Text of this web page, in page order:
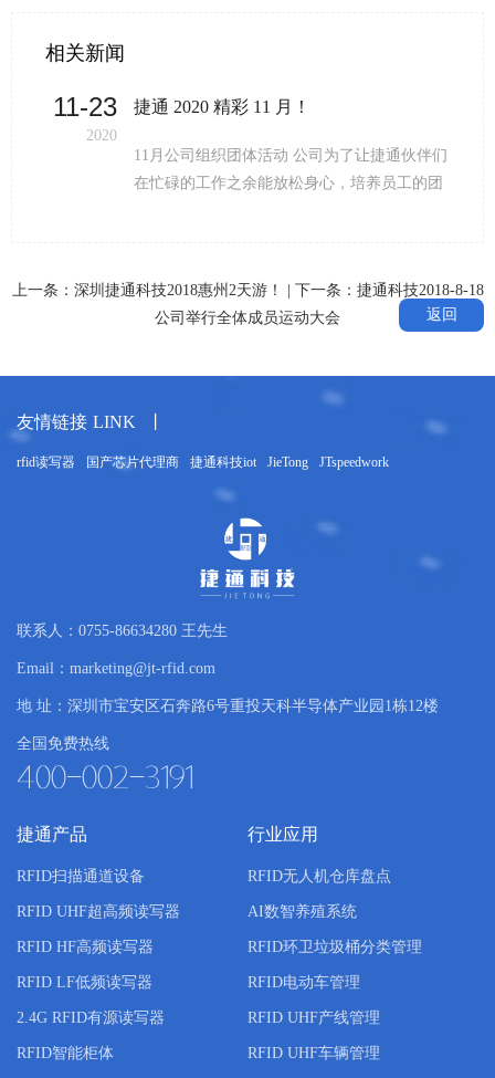
相关新闻
11-23
2020
捷通 2020 精彩 11 月！
11月公司组织团体活动 公司为了让捷通伙伴们
在忙碌的工作之余能放松身心，培养员工的团
放松、挥洒汗水，享受公司福利吧！ 走过往
昔，奋斗的汗水刚刚拭去 回首旅途，胜利的笑
望明朝，伙伴们，让我们携手同行 一曲歌唱出
心中挚爱，一段舞跳出热血豪迈，一首诗谱写
出果敢坚毅一路有你。 执着、梦想、追求、团
结、我们共同燃心为香，巅峰领跃！梦想从不
止步。 美食诱惑 美食让人的味蕾得到满足和享
受，这种满足能够却能悄悄转换成为一种前行
的动力，让我们有足够的底气去付出更多的努
力，踏实迈出每一步，好运就会伴随左右！
哇，全是美食的香味 捷通科技羽毛球友谊赛 希
望这次比赛让我们共同树立健康生活、快乐工
上一条： 深圳捷通科技2018惠州2天游！ | 下一条： 捷通科技2018-8-18
公司举行全体成员运动大会
返回
友情链接 LINK
rfid读写器 国产芯片代理商 捷通科技iot JieTong JTspeedwork
联系人：0755-86634280 王先生
Email：marketing@jt-rfid.com
地 址：深圳市宝安区石奔路6号重投天科半导体产业园1栋12楼
全国免费热线
400-002-3191
捷通产品
RFID扫描通道设备
RFID UHF超高频读写器
RFID HF高频读写器
RFID LF低频读写器
2.4G RFID有源读写器
RFID智能柜体
行业应用
RFID无人机仓库盘点
AI数智养殖系统
RFID环卫垃圾桶分类管理
RFID电动车管理
RFID UHF产线管理
RFID UHF车辆管理